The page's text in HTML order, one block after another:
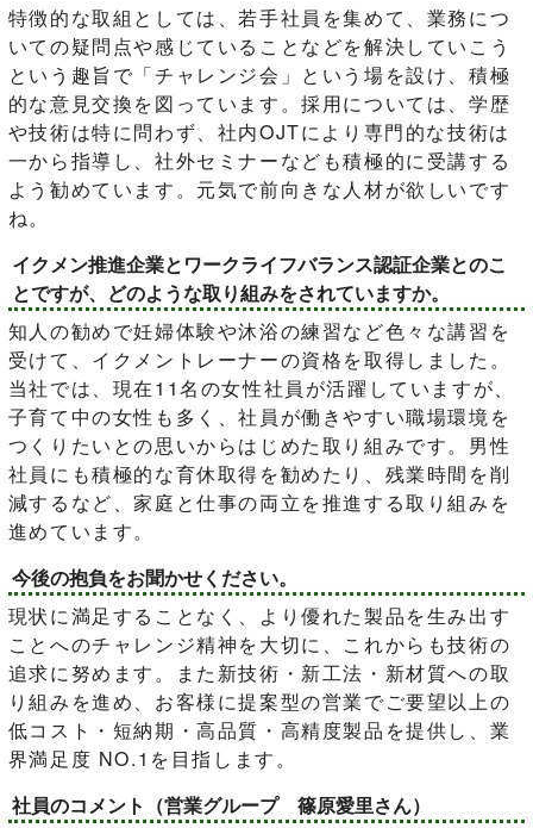
特徴的な取組としては、若手社員を集めて、業務につ
いての疑問点や感じていることなどを解決していこう
という趣旨で「チャレンジ会」という場を設け、積極
的な意見交換を図っています。採用については、学歴
や技術は特に問わず、社内OJTにより専門的な技術は
一から指導し、社外セミナーなども積極的に受講する
よう勧めています。元気で前向きな人材が欲しいです
ね。
イクメン推進企業とワークライフバランス認証企業とのこ
とですが、どのような取り組みをされていますか。
知人の勧めで妊婦体験や沐浴の練習など色々な講習を
受けて、イクメントレーナーの資格を取得しました。
当社では、現在11名の女性社員が活躍していますが、
子育て中の女性も多く、社員が働きやすい職場環境を
つくりたいとの思いからはじめた取り組みです。男性
社員にも積極的な育休取得を勧めたり、残業時間を削
減するなど、家庭と仕事の両立を推進する取り組みを
進めています。
今後の抱負をお聞かせください。
現状に満足することなく、より優れた製品を生み出す
ことへのチャレンジ精神を大切に、これからも技術の
追求に努めます。また新技術・新工法・新材質への取
り組みを進め、お客様に提案型の営業でご要望以上の
低コスト・短納期・高品質・高精度製品を提供し、業
界満足度 NO.1を目指します。
社員のコメント（営業グループ 篠原愛里さん）